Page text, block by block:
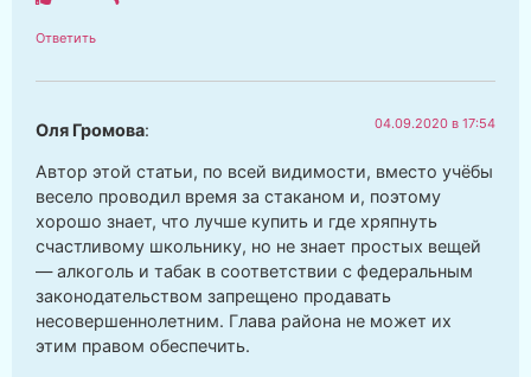
Ответить
Оля Громова: 04.09.2020 в 17:54
Автор этой статьи, по всей видимости, вместо учёбы
весело проводил время за стаканом и, поэтому
хорошо знает, что лучше купить и где хряпнуть
счастливому школьнику, но не знает простых вещей
— алкоголь и табак в соответствии с федеральным
законодательством запрещено продавать
несовершеннолетним. Глава района не может их
этим правом обеспечить.